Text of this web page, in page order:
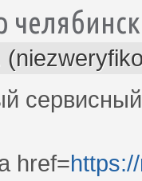
href=